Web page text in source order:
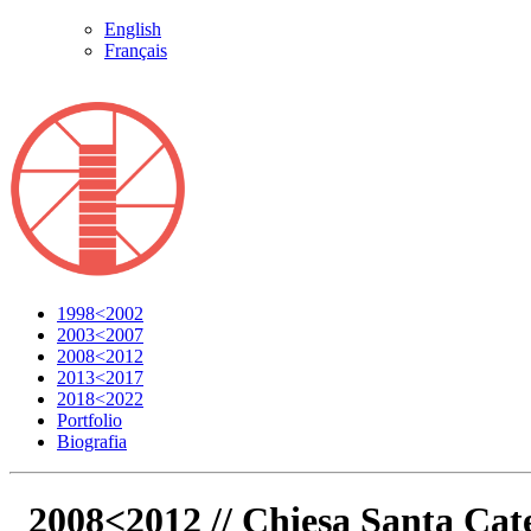
English
Français
1998<2002
2003<2007
2008<2012
2013<2017
2018<2022
Portfolio
Biografia
2008<2012 // Chiesa Santa